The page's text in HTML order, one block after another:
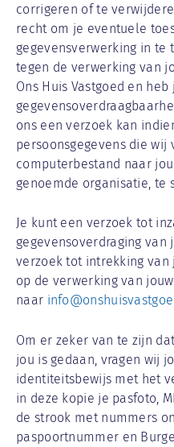
corrigeren of te
recht om je eventuele
gegevensverwerking in te
tegen de verwerking van
Ons Huis Vastgoed en
ons een verzoek kan
persoonsgegevens die
computerbestand naar
genoemde organisatie, te
Je kunt een verzoek tot
gegevensoverdraging van
verzoek tot intrekking
op de verwerking van
naar
Om er zeker van te zijn
jou is gedaan, vragen wij
identiteitsbewijs met het
in deze kopie je pasfoto,
de strook met nummers
paspoortnummer en